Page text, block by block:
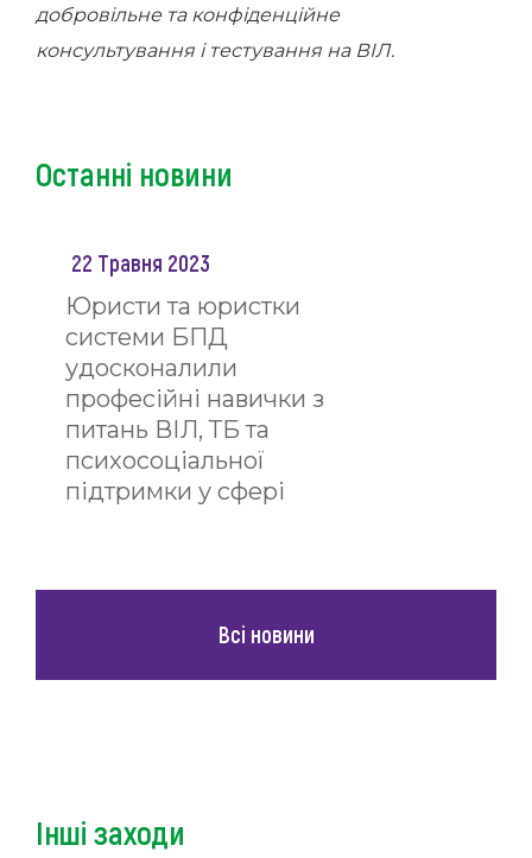
добровільне та конфіденційне
консультування і тестування на ВІЛ.
Останні новини
22 Травня 2023
Юристи та юристки
системи БПД
удосконалили
професійні навички з
питань ВІЛ, ТБ та
психосоціальної
підтримки у сфері
Всі новини
Інші заходи